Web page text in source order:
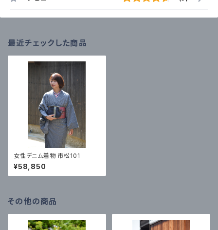
最近チェックした商品
女性デニム着物 市松101
¥58,850
その他の商品